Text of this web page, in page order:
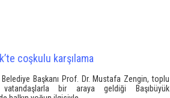
coşkulu karşılama
Başkanı Prof. Dr. Mustafa Zengin, toplu
vatandaşlarla bir araya geldiği Başıbüyük